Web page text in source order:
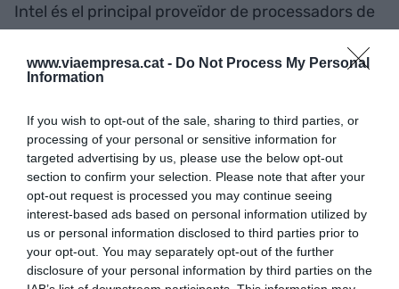
www.viaempresa.cat - Do Not Process My Personal
Information
If you wish to opt-out of the sale, sharing to third parties, or
processing of your personal or sensitive information for
targeted advertising by us, please use the below opt-out
section to confirm your selection. Please note that after your
opt-out request is processed you may continue seeing
interest-based ads based on personal information utilized by
us or personal information disclosed to third parties prior to
your opt-out. You may separately opt-out of the further
disclosure of your personal information by third parties on the
Intel és el principal proveïdor de processadors de
l'empresa xinesa, mentre que Qualcomm la
proveeix dels processadors i mòdems amb què
equipa molts dels seus telèfons intel·ligents. Pel
Broadcom és un proveïdor de xips de
commutació, un altre component clau per a
alguns tipus de xarxes.
Huawei té un programari
propi